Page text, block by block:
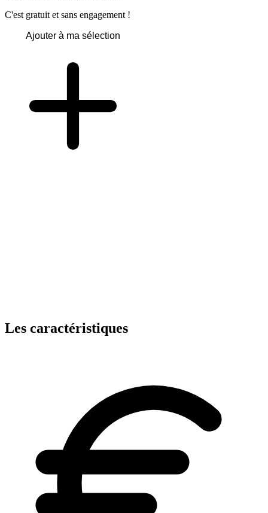
C'est gratuit et sans engagement !
Ajouter à ma sélection
Les caractéristiques